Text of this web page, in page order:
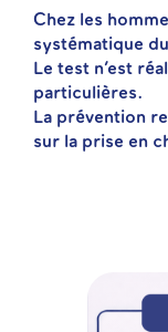
Chez les
systématique
Le test n’est
particulières.
La prévention
sur la prise en